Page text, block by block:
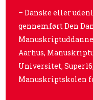
– Danske eller
gennemført Den
Aarhus,
Universitet,
Manuskriptskolen